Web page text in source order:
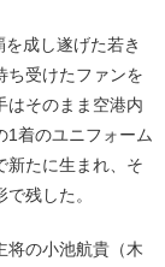
成し遂げた若き
ち受けたファンを
はそのまま空港内
1着のユニフォーム
新たに生まれ、そ
残した。
の小池航貴（木